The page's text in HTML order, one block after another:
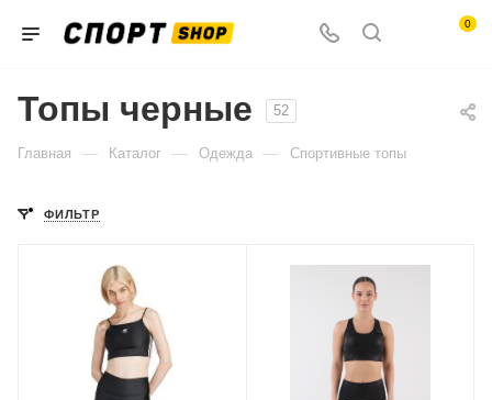
0
Топы черные 52
Главная — Каталог — Одежда — Спортивные топы
ФИЛЬТР